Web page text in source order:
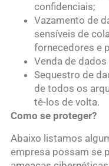
confidenciais;
Vazamento de
sensíveis de
fornecedores e
Venda de
Sequestro de
de todos os
tê-los de volta.
Como se proteger?
Abaixo listamos
empresa possam se